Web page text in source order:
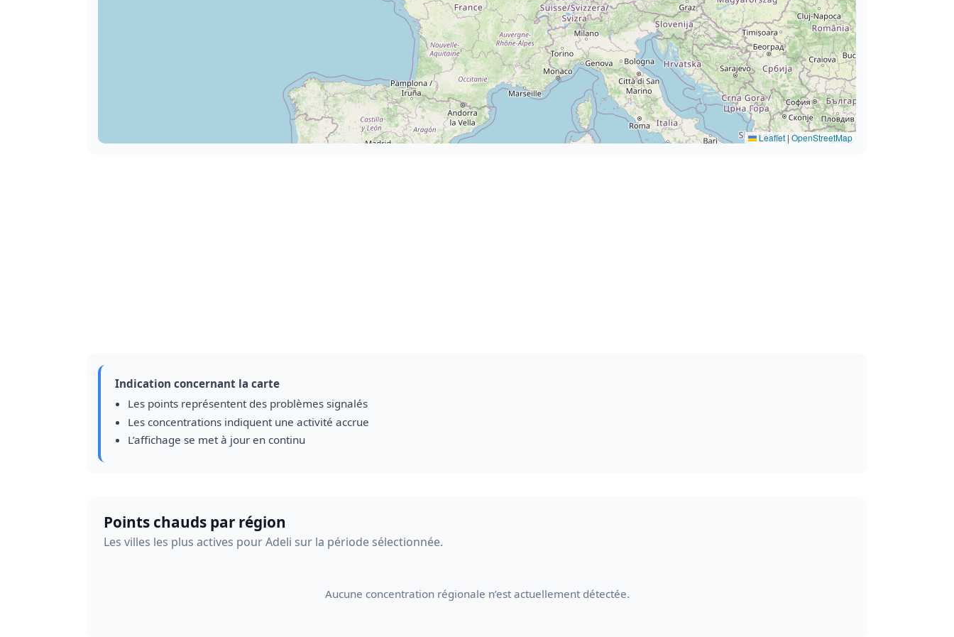
Leaflet | OpenStreetMap
Indication concernant la carte
Les points représentent des problèmes signalés
Les concentrations indiquent une activité accrue
L’affichage se met à jour en continu
Points chauds par région
Les villes les plus actives pour Adeli sur la période sélectionnée.
Aucune concentration régionale n’est actuellement détectée.